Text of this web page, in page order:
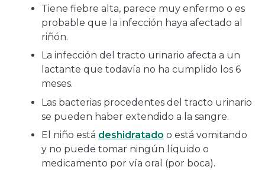
Tiene fiebre alta, parece muy enfermo o es
probable que la infección haya afectado al
riñón.
La infección del tracto urinario afecta a un
lactante que todavía no ha cumplido los 6
meses.
Las bacterias procedentes del tracto urinario
se pueden haber extendido a la sangre.
El niño está deshidratado o está vomitando
y no puede tomar ningún líquido o
medicamento por vía oral (por boca).